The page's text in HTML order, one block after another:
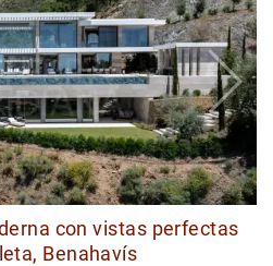
con vistas perfectas
Benahavís